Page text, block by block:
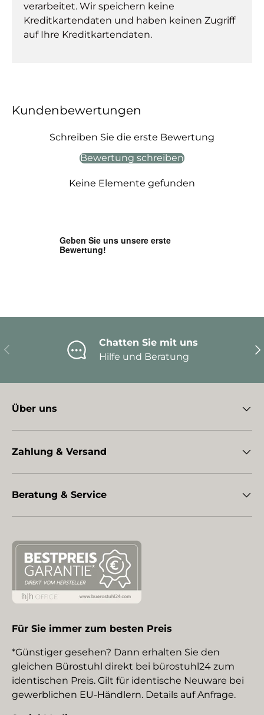
verarbeitet. Wir speichern keine
Kreditkartendaten und haben keinen Zugriff
auf Ihre Kreditkartendaten.
Kundenbewertungen
Schreiben Sie die erste Bewertung
Bewertung schreiben
Keine Elemente gefunden
Vorherige
Chatten Sie mit uns
Hilfe und Beratung
Über uns
Zahlung & Versand
Beratung & Service
Für Sie immer zum besten Preis
*Günstiger gesehen? Dann erhalten Sie den
gleichen Bürostuhl direkt bei bürostuhl24 zum
identischen Preis. Gilt für identische Neuware bei
gewerblichen EU-Händlern. Details auf Anfrage.